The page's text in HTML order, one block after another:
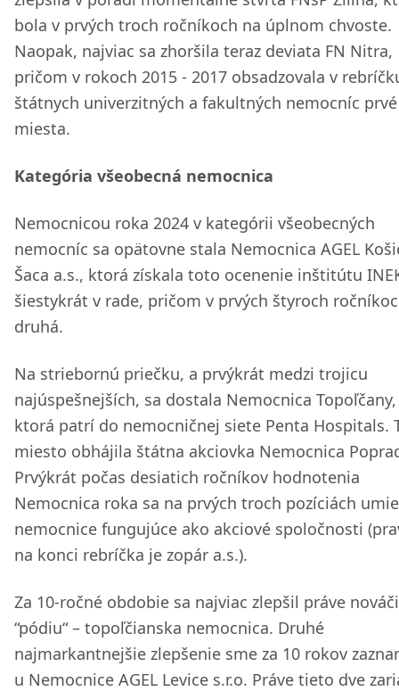
bola v prvých troch ročníkoch na úplnom chvoste.
Naopak, najviac sa zhoršila teraz deviata FN Nitra,
pričom v rokoch 2015 - 2017 obsadzovala v
štátnych univerzitných a fakultných nemocníc
miesta.
Kategória všeobecná nemocnica
Nemocnicou roka 2024 v kategórii všeobecných
nemocníc sa opätovne stala Nemocnica AGEL
Šaca a.s., ktorá získala toto ocenenie inštitútu
šiestykrát v rade, pričom v prvých štyroch
druhá.
Na striebornú priečku, a prvýkrát medzi trojicu
najúspešnejších, sa dostala Nemocnica Topoľčany,
ktorá patrí do nemocničnej siete Penta Hospitals.
miesto obhájila štátna akciovka Nemocnica
Prvýkrát počas desiatich ročníkov hodnotenia
Nemocnica roka sa na prvých troch pozíciách
nemocnice fungujúce ako akciové spoločnosti
na konci rebríčka je zopár a.s.).
Za 10-ročné obdobie sa najviac zlepšil práve
“pódiu“ – topoľčianska nemocnica. Druhé
najmarkantnejšie zlepšenie sme za 10 rokov
u Nemocnice AGEL Levice s.r.o. Práve tieto dve